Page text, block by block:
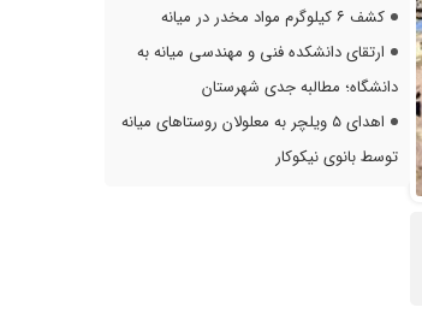
کشف ۶ کیلوگرم مواد مخدر در میانه
ارتقای دانشکده فنی و مهندسی میانه به
دانشگاه؛ مطالبه جدی شهرستان
اهدای ۵ ویلچر به معلولان روستاهای میانه
توسط بانوی نیکوکار